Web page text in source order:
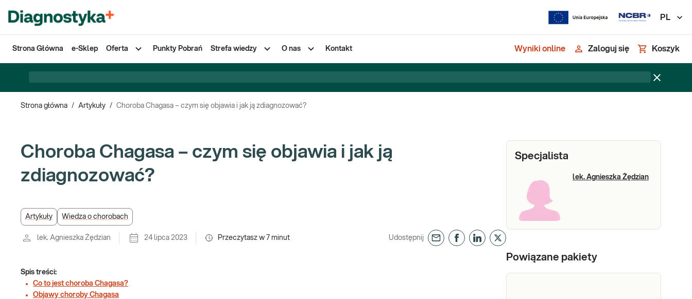
PL
Strona Główna e-Sklep Oferta Punkty Pobrań Strefa wiedzy O nas Kontakt Wyniki online Zaloguj się Koszyk
Strona główna / Artykuły / Choroba Chagasa – czym się objawia i jak ją zdiagnozować?
Choroba Chagasa – czym się objawia i jak ją
zdiagnozować?
Artykuły Wiedza o chorobach
lek. Agnieszka Żędzian 24 lipca 2023 Przeczytasz w 7 minut Udostępnij
Spis treści:
Co to jest choroba Chagasa?
Objawy choroby Chagasa
Specjalista
lek. Agnieszka Żędzian
Powiązane pakiety